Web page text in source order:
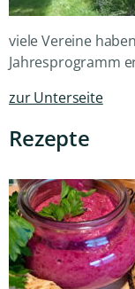
viele Vereine
Jahresprogramm
zur Unterseite
Rezepte